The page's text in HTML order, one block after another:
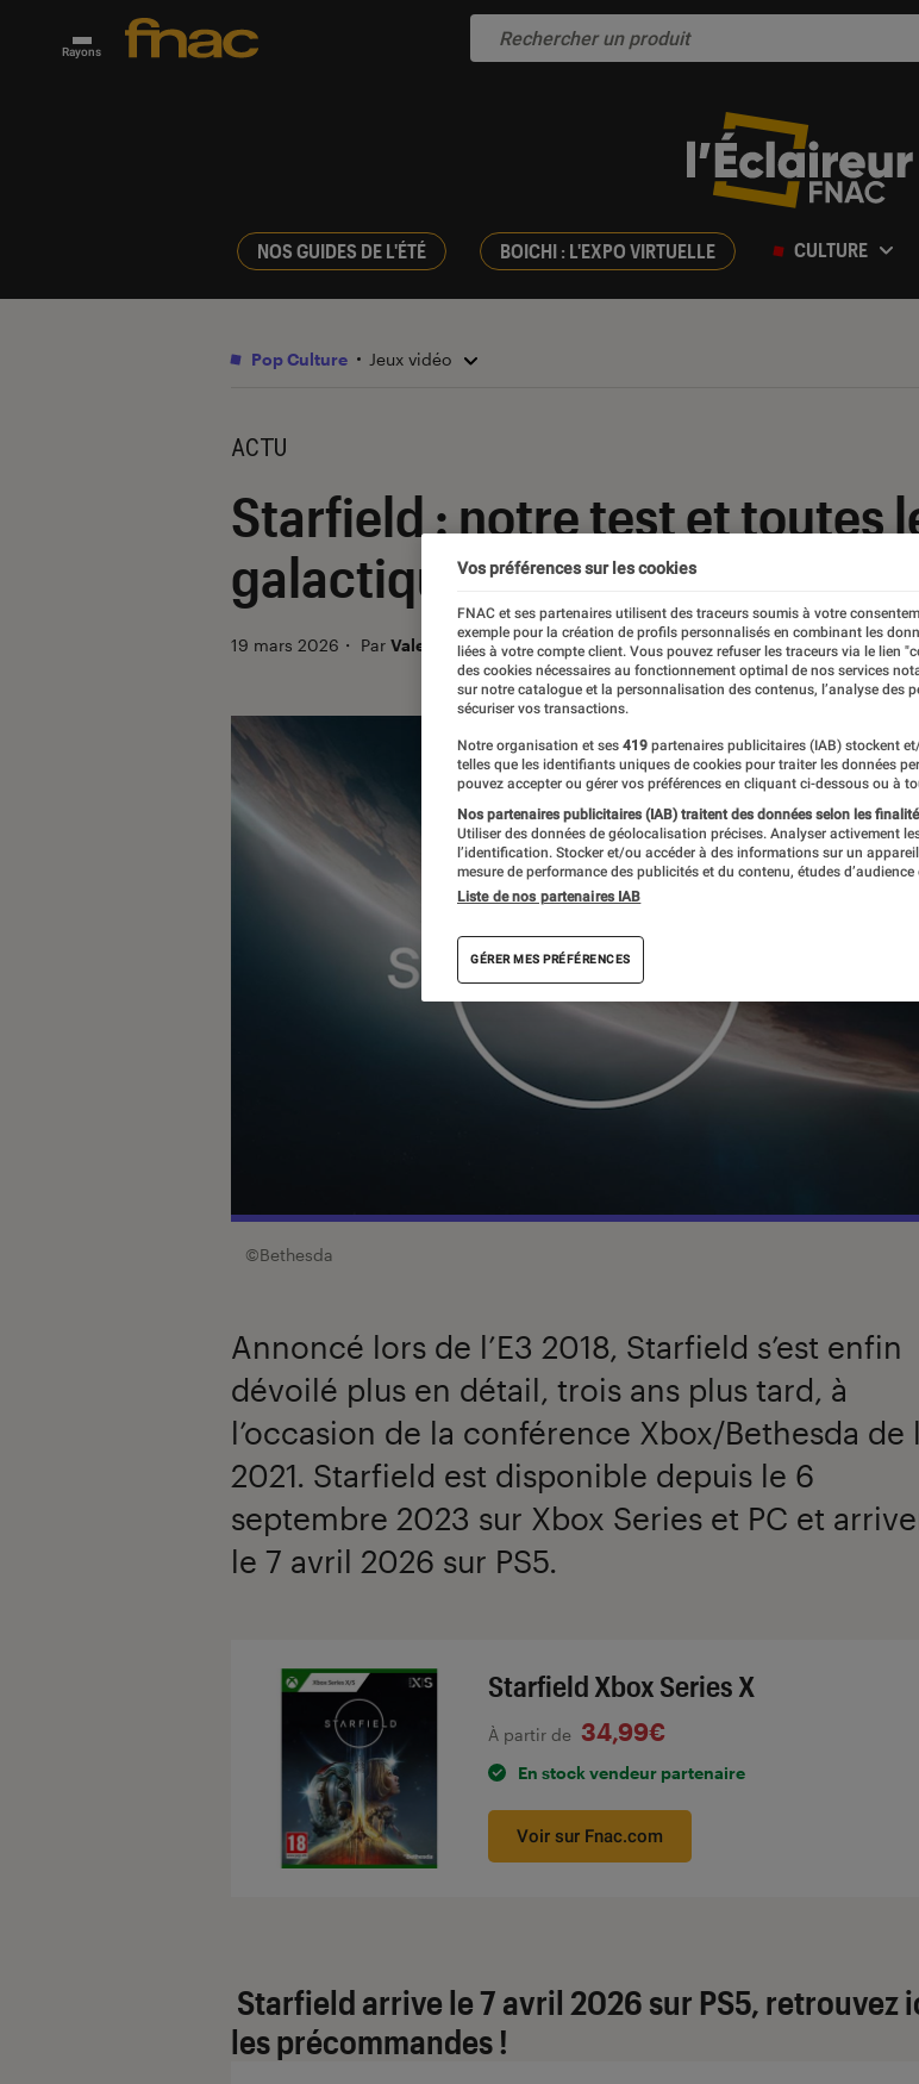
Rayons
NOS GUIDES DE L'ÉTÉ BOICHI : L'EXPO VIRTUELLE CULTURE
Pop Culture Jeux vidéo
ACTU
Starfield : notre test et toutes
galactique
19 mars 2026 ・ Par Valentin Boulet
©Bethesda
Annoncé lors de l’E3 2018, Starfield s’est enfin
dévoilé plus en détail, trois ans plus tard, à
l’occasion de la conférence Xbox/Bethesda de
2021. Starfield est disponible depuis le 6
septembre 2023 sur Xbox Series et PC et
le 7 avril 2026 sur PS5.
Starfield Xbox Series X
À partir de 34,99€
En stock vendeur partenaire
Voir sur Fnac.com
Starfield arrive le 7 avril 2026 sur PS5, retrouvez
les précommandes !
Vos préférences sur les cookies
FNAC et ses partenaires utilisent des traceurs soumis à votre
exemple pour la création de profils personnalisés en combinant les
liées à votre compte client. Vous pouvez refuser les traceurs via le lien
des cookies nécessaires au fonctionnement optimal de nos services
sur notre catalogue et la personnalisation des contenus, l’analyse des
sécuriser vos transactions.
Notre organisation et ses 419 partenaires publicitaires (IAB) stockent
telles que les identifiants uniques de cookies pour traiter les données
pouvez accepter ou gérer vos préférences en cliquant ci-dessous ou à
Nos partenaires publicitaires (IAB) traitent des données selon les
Utiliser des données de géolocalisation précises. Analyser activement
l’identification. Stocker et/ou accéder à des informations sur un
mesure de performance des publicités et du contenu, études
Liste de nos partenaires IAB
GÉRER MES PRÉFÉRENCES